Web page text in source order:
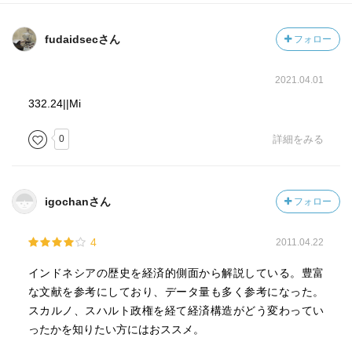
fudaidsecさん フォロー
2021.04.01
332.24||Mi
0 詳細をみる
igochanさん フォロー
4 2011.04.22
インドネシアの歴史を経済的側面から解説している。豊富
な文献を参考にしており、データ量も多く参考になった。
スカルノ、スハルト政権を経て経済構造がどう変わってい
ったかを知りたい方にはおススメ。